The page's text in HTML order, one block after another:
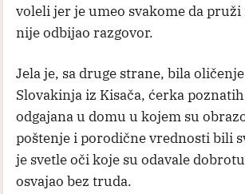
voleli jer je umeo svakome da
nije odbijao razgovor.
Jela je, sa druge strane, bila
Slovakinja iz Kisača, ćerka
odgajana u domu u kojem su
poštenje i porodične vrednosti bili
je svetle oči koje su odavale
osvajao bez truda.